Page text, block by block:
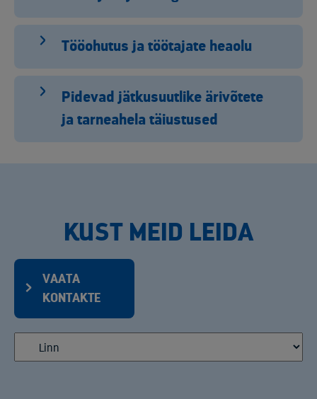
Tööohutus ja töötajate heaolu
Pidevad jätkusuutlike ärivõtete
ja tarneahela täiustused
KUST MEID LEIDA
VAATA
KONTAKTE